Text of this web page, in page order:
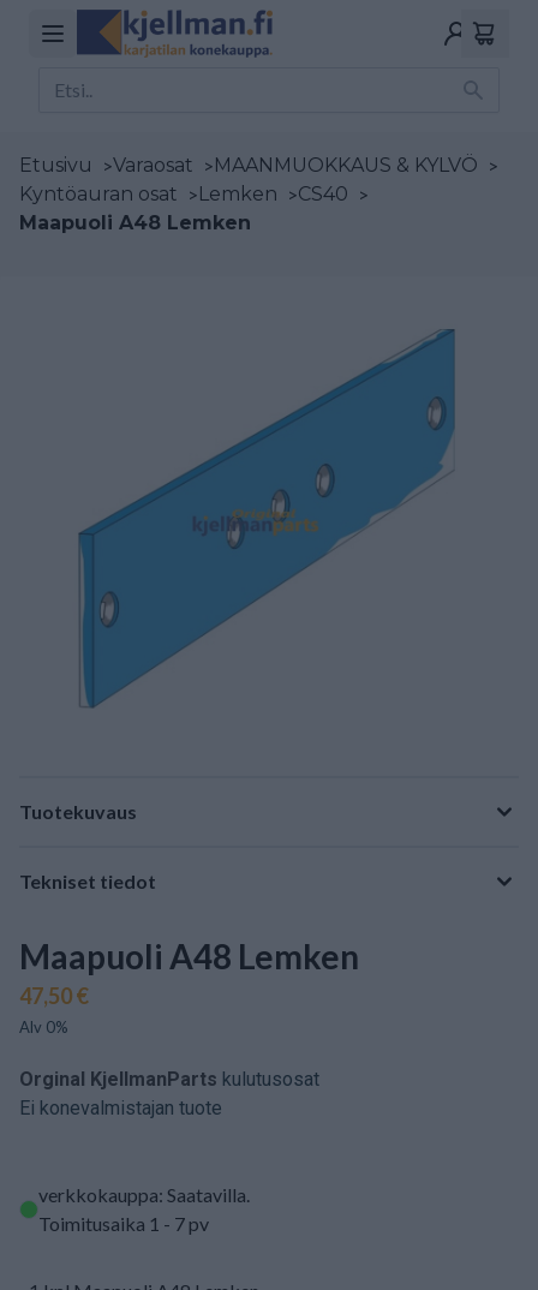
Etusivu >Varaosat >MAANMUOKKAUS & KYLVÖ >
Kyntöauran osat >Lemken >CS40 >
Maapuoli A48 Lemken
Tuotekuvaus
Tekniset tiedot
Maapuoli A48 Lemken
47,50 €
Alv 0%
Orginal KjellmanParts kulutusosat
Ei konevalmistajan tuote
verkkokauppa: Saatavilla.
Toimitusaika 1 - 7 pv